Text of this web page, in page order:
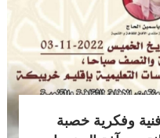
وفكرية خصبة